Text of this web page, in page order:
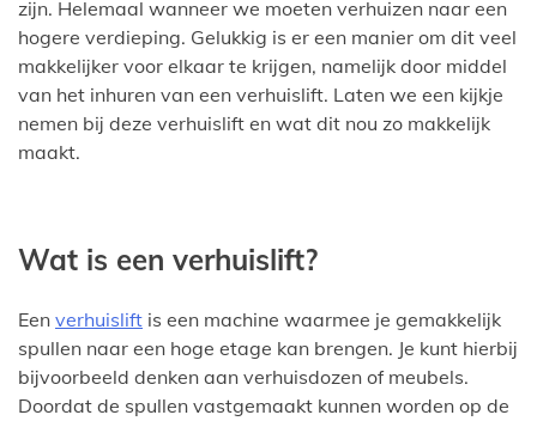
zijn. Helemaal wanneer we moeten verhuizen naar een
hogere verdieping. Gelukkig is er een manier om dit veel
makkelijker voor elkaar te krijgen, namelijk door middel
van het inhuren van een verhuislift. Laten we een kijkje
nemen bij deze verhuislift en wat dit nou zo makkelijk
maakt.
Wat is een verhuislift?
Een verhuislift is een machine waarmee je gemakkelijk
spullen naar een hoge etage kan brengen. Je kunt hierbij
bijvoorbeeld denken aan verhuisdozen of meubels.
Doordat de spullen vastgemaakt kunnen worden op de